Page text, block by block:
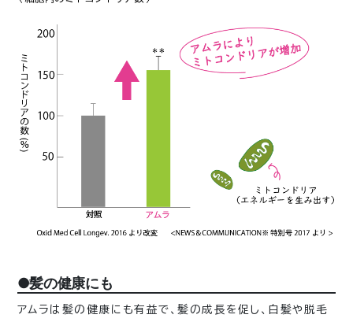
●髪の健康にも
アムラは髪の健康にも有益で、髪の成長を促し、白髪や脱毛